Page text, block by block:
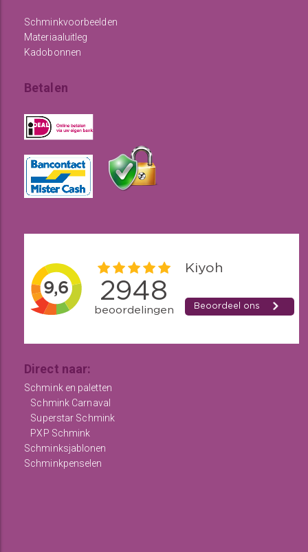
Schminkvoorbeelden
Materiaaluitleg
Kadobonnen
Betalen
Direct naar:
Schmink en paletten
Schmink Carnaval
Superstar Schmink
PXP Schmink
Schminksjablonen
Schminkpenselen